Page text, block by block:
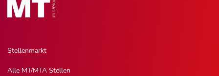
Stellenmarkt
Alle MT/MTA Stellen